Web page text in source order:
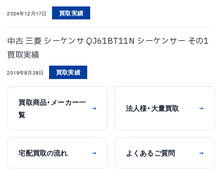
2024年12月17日 買取実績
中古 三菱 シーケンサ QJ61BT11N シーケンサー その1
買取実績
2019年8月28日 買取実績
買取商品・メーカー一
覧
→ 法人様・大量買取 →
宅配買取の流れ → よくあるご質問 →